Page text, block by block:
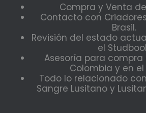
Compra y Venta
Contacto con
Brasil.
Revisión del estado
el
Asesoría para
Colombia y en el
Todo lo relacionado
Sangre Lusitano y